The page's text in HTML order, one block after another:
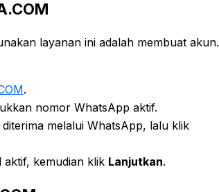
layanan ini adalah membuat akun.
.
nomor WhatsApp aktif.
melalui WhatsApp, lalu klik
aktif, kemudian klik Lanjutkan.